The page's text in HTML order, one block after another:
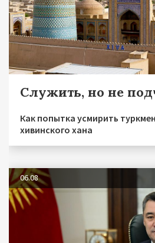
Служить, но не
Как попытка усмирить
хивинского хана
06.08